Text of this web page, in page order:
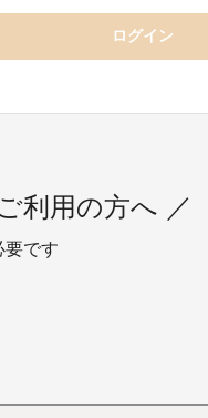
ログイン
利用の方へ ／
要です